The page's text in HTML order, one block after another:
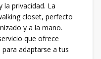
la privacidad. La
closet, perfecto
y a la mano.
que ofrece
adaptarse a tus